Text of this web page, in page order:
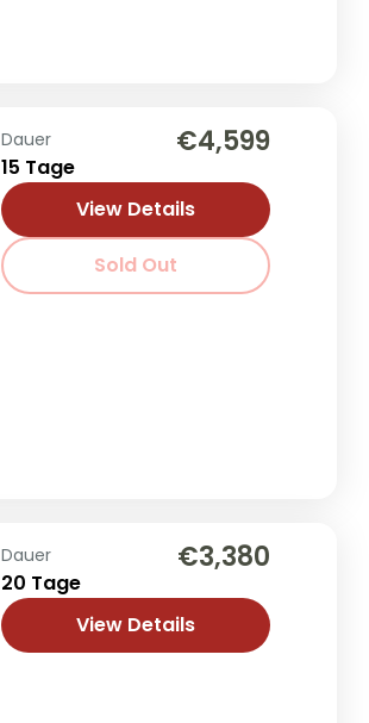
Dauer
15 Tage
€4,599
View Details
Sold Out
Dauer
20 Tage
€3,380
View Details